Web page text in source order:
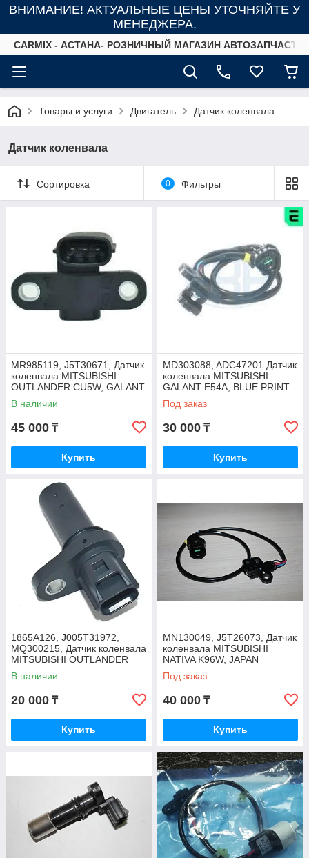
ВНИМАНИЕ! АКТУАЛЬНЫЕ ЦЕНЫ УТОЧНЯЙТЕ У
МЕНЕДЖЕРА.
СARMIX - АСТАНА- РОЗНИЧНЫЙ МАГАЗИН
Товары и услуги Двигатель Датчик коленвала
Датчик коленвала
Сортировка 0 Фильтры
MR985119, J5T30671, Датчик
коленвала MITSUBISHI
OUTLANDER CU5W, GALANT
DJ1A, DM1A, GRANDIS NA4W
2004-10, JAPAN
В наличии
45 000 ₸
Купить
MD303088, ADC47201 Датчик
коленвала MITSUBISHI
GALANT E54A, BLUE PRINT
Под заказ
30 000 ₸
Купить
1865A126, J005T31972,
MQ300215, Датчик коленвала
MITSUBISHI OUTLANDER
CW5W, GF2W, GF3W,
MITSUBISHI LANCER CY4A
В наличии
20 000 ₸
Купить
MN130049, J5T26073, Датчик
коленвала MITSUBISHI
NATIVA K96W, JAPAN
Под заказ
40 000 ₸
Купить